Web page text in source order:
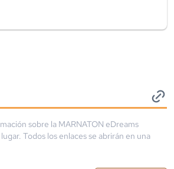
sobre la MARNATON eDreams
Todos los enlaces se abrirán en una